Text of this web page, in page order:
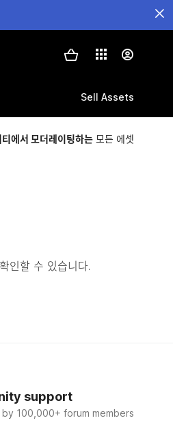
Sell Assets
에서 모더레이팅하는 모든 에셋
인할 수 있습니다.
support
100,000+ forum members